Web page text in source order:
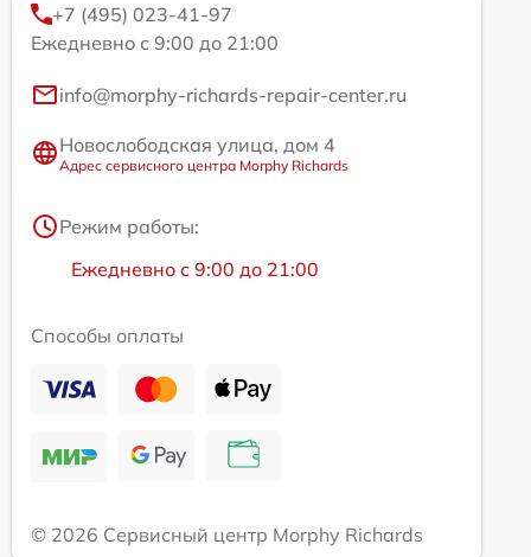
+7 (495) 023-41-97
Ежедневно с 9:00 до 21:00
info@morphy-richards-repair-center.ru
Новослободская улица, дом 4
Адрес сервисного центра Morphy Richards
Режим работы:
Ежедневно с 9:00 до 21:00
Способы оплаты
© 2026 Сервисный центр Morphy Richards